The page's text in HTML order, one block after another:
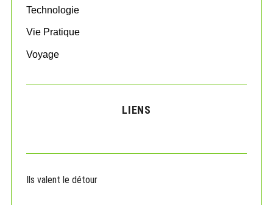
Technologie
Vie Pratique
Voyage
LIENS
Ils valent le détour